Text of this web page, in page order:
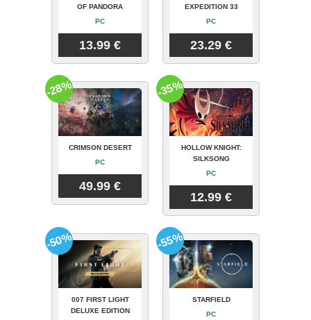
OF PANDORA
PC
13.99 €
EXPEDITION 33
PC
23.29 €
CRIMSON DESERT
PC
49.99 €
-28%
HOLLOW KNIGHT:
SILKSONG
PC
12.99 €
-35%
007 FIRST LIGHT
DELUXE EDITION
-50%
STARFIELD
PC
-55%